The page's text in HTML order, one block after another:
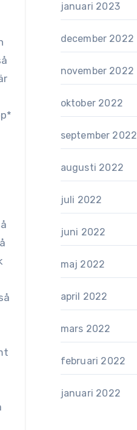
januari 2023
december 2022
november 2022
oktober 2022
september 2022
augusti 2022
juli 2022
juni 2022
maj 2022
april 2022
mars 2022
februari 2022
januari 2022